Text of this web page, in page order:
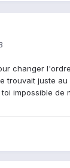
changer
trouvait juste au
impossible de